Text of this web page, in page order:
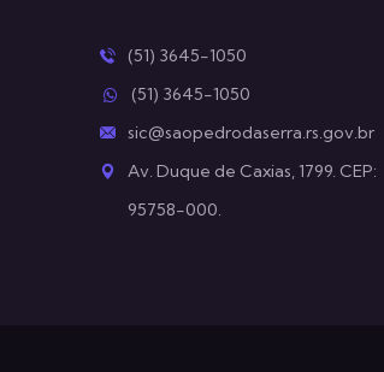
(51) 3645-1050
(51) 3645-1050
sic@saopedrodaserra.rs.gov.br
Av. Duque de Caxias, 1799. CEP:
95758-000.